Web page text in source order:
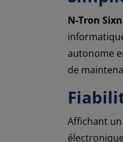
N-Tron
autonome
de
Affichant